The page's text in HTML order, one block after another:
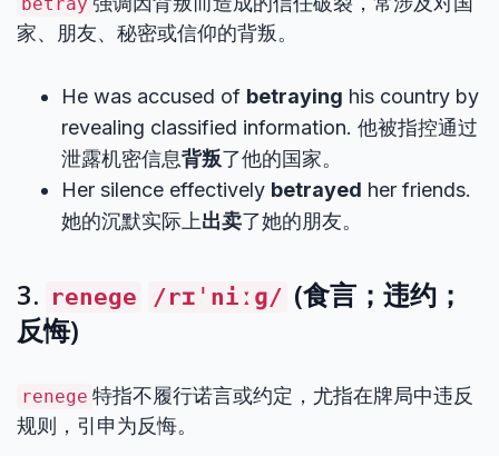
家、朋友、秘密或信仰的背叛。
He was accused of betraying his country by
revealing classified information. 他被指控通过
泄露机密信息背叛了他的国家。
Her silence effectively betrayed her friends.
她的沉默实际上出卖了她的朋友。
3. renege /rɪˈniːɡ/ (食言；违约；
反悔)
renege 特指不履行诺言或约定，尤指在牌局中违反
规则，引申为反悔。